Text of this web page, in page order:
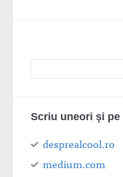
Scriu uneori şi pe
desprealcool.ro
medium.com